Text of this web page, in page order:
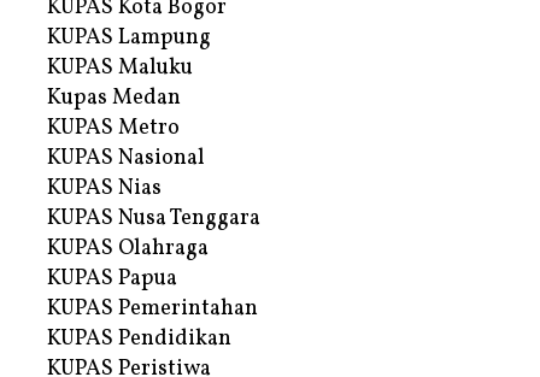
KUPAS Kota Bogor
KUPAS Lampung
KUPAS Maluku
Kupas Medan
KUPAS Metro
KUPAS Nasional
KUPAS Nias
KUPAS Nusa Tenggara
KUPAS Olahraga
KUPAS Papua
KUPAS Pemerintahan
KUPAS Pendidikan
KUPAS Peristiwa